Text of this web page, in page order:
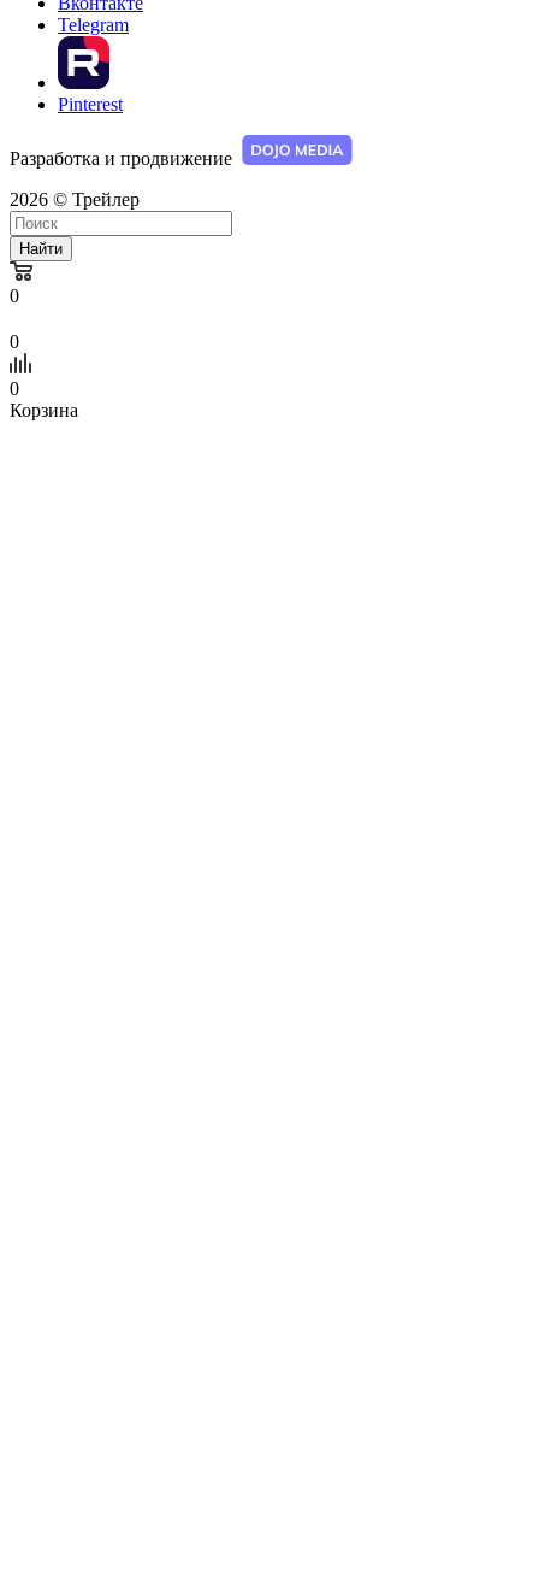
Telegram
Pinterest
Разработка и продвижение
2026 © Трейлер
Найти
0
0
0
Корзина